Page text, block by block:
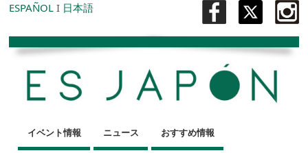
ESPAÑOL I 日本語
イベント情報 ニュース おすすめ情報